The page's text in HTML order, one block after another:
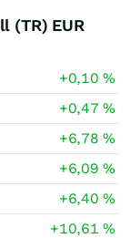
(TR) EUR
+0,10%
+0,47%
+6,78%
+6,09%
+6,40%
+10,61%